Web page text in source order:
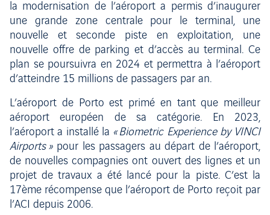
la modernisation de l’aéroport a permis d’inaugurer
une grande zone centrale pour le terminal, une
nouvelle et seconde piste en exploitation, une
nouvelle offre de parking et d’accès au terminal. Ce
plan se poursuivra en 2024 et permettra à l’aéroport
d’atteindre 15 millions de passagers par an.
L’aéroport de Porto est primé en tant que meilleur
aéroport européen de sa catégorie. En 2023,
l’aéroport a installé la « Biometric Experience by VINCI
Airports »pour les passagers au départ de l’aéroport,
de nouvelles compagnies ont ouvert des lignes et un
projet de travaux a été lancé pour la piste. C’est la
17ème récompense que l’aéroport de Porto reçoit par
l’ACI depuis 2006.